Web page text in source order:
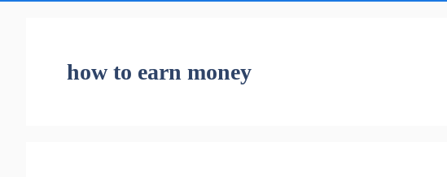
how to earn money